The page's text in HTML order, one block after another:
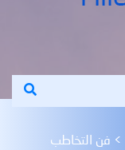
> فن التخاطب